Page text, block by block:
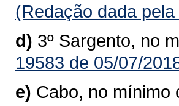
(Redação dada
d) 3º Sargento, no
19583 de 05/07/
e) Cabo, no mínimo